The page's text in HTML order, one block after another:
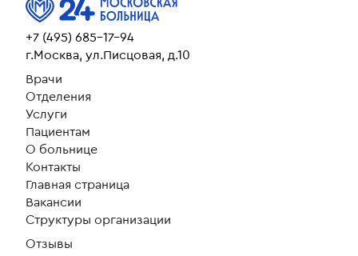
+7 (495) 685-17-94
г.Москва, ул.Писцовая, д.10
Врачи
Отделения
Услуги
Пациентам
О больнице
Контакты
Главная страница
Вакансии
Структуры организации
Отзывы